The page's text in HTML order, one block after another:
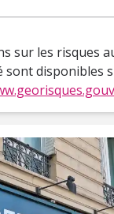
sur les risques
sont disponibles